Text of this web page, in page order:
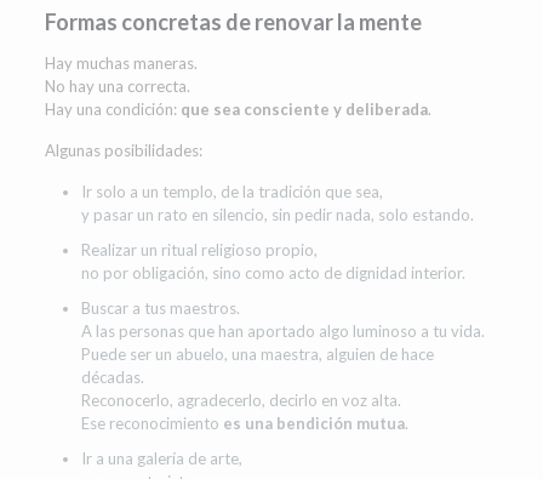
Formas concretas de renovar la mente
Hay muchas maneras.
No hay una correcta.
Hay una condición: que sea consciente y deliberada.
Algunas posibilidades:
Ir solo a un templo, de la tradición que sea,
y pasar un rato en silencio, sin pedir nada, solo estando.
Realizar un ritual religioso propio,
no por obligación, sino como acto de dignidad interior.
Buscar a tus maestros.
A las personas que han aportado algo luminoso a tu vida.
Puede ser un abuelo, una maestra, alguien de hace
décadas.
Reconocerlo, agradecerlo, decirlo en voz alta.
Ese reconocimiento es una bendición mutua.
Ir a una galería de arte,